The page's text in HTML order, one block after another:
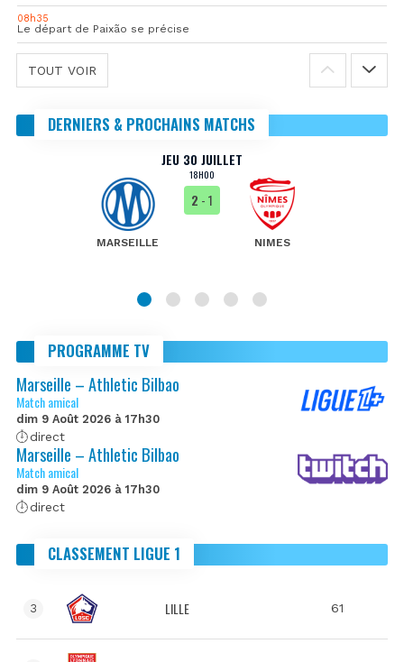
08h35
Le départ de Paixão se précise
TOUT VOIR
DERNIERS & PROCHAINS MATCHS
JEU 30 JUILLET
18H00
MARSEILLE
2 - 1
NIMES
PROGRAMME TV
Marseille – Athletic Bilbao
Match amical
dim 9 Août 2026 à 17h30
direct
Marseille – Athletic Bilbao
Match amical
dim 9 Août 2026 à 17h30
direct
CLASSEMENT LIGUE 1
3 LILLE 61